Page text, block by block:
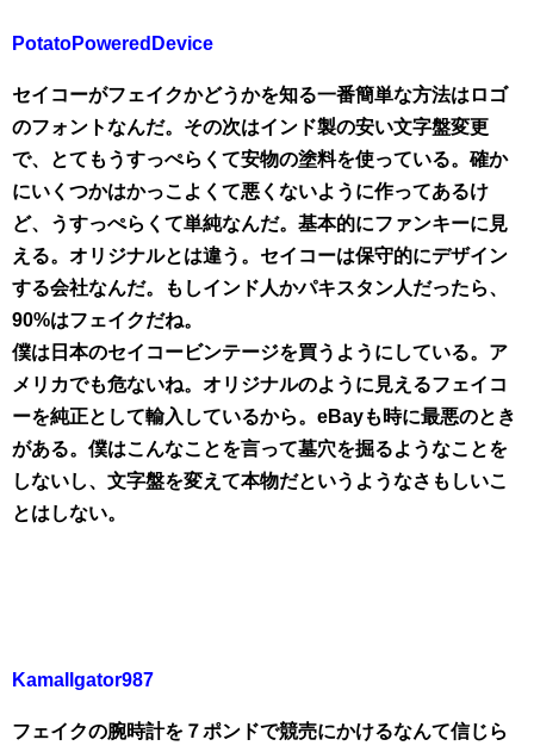
PotatoPoweredDevice
セイコーがフェイクかどうかを知る一番簡単な方法はロゴ
のフォントなんだ。その次はインド製の安い文字盤変更
で、とてもうすっぺらくて安物の塗料を使っている。確か
にいくつかはかっこよくて悪くないように作ってあるけ
ど、うすっぺらくて単純なんだ。基本的にファンキーに見
える。オリジナルとは違う。セイコーは保守的にデザイン
する会社なんだ。もしインド人かパキスタン人だったら、
90%はフェイクだね。
僕は日本のセイコービンテージを買うようにしている。ア
メリカでも危ないね。オリジナルのように見えるフェイコ
ーを純正として輸入しているから。eBayも時に最悪のとき
がある。僕はこんなことを言って墓穴を掘るようなことを
しないし、文字盤を変えて本物だというようなさもしいこ
とはしない。
Kamallgator987
フェイクの腕時計を７ポンドで競売にかけるなんて信じら